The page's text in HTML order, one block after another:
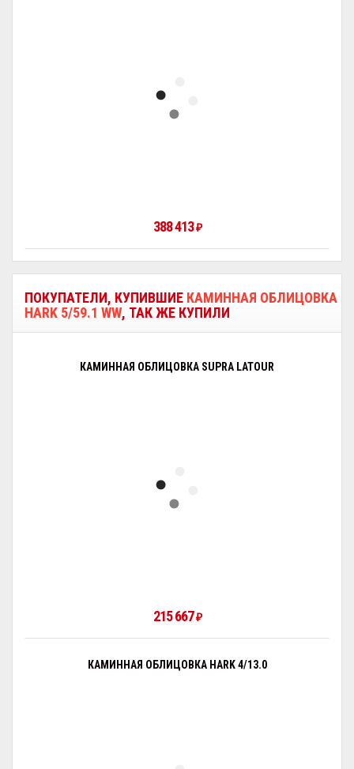
388 413₽
ПОКУПАТЕЛИ, КУПИВШИЕ КАМИННАЯ ОБЛИЦОВКА
HARK 5/59.1 WW, ТАК ЖЕ КУПИЛИ
КАМИННАЯ ОБЛИЦОВКА SUPRA LATOUR
215 667₽
КАМИННАЯ ОБЛИЦОВКА HARK 4/13.0